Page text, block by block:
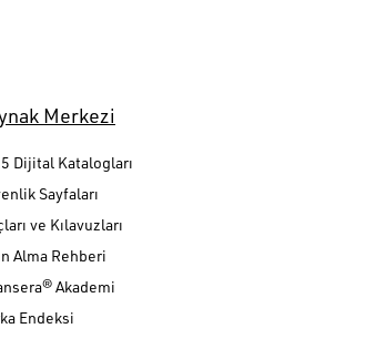
Merkezi
Dijital Katalogları
Sayfaları
ve Kılavuzları
Alma Rehberi
Akademi
Endeksi